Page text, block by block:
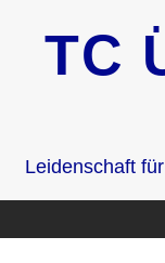
TC
Leidenschaft